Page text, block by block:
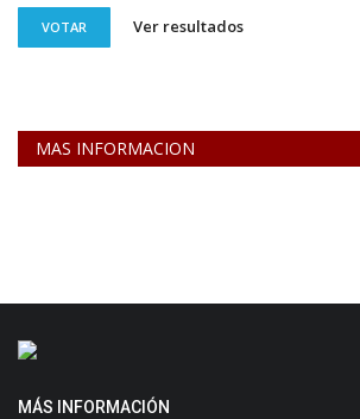
VOTAR Ver resultados
MAS INFORMACION
MÁS INFORMACIÓN